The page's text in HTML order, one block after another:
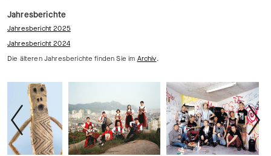
Jahresberichte
Jahresbericht 2025
Jahresbericht 2024
Die älteren Jahresberichte finden Sie im Archiv.